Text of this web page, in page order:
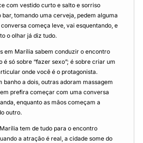
com vestido curto e salto e sorriso
bar, tomando uma cerveja, pedem alguma
começa leve, vai esquentando, e
o olhar já diz tudo.
em Marília sabem conduzir o encontro
é só sobre “fazer sexo”; é sobre criar um
onde você é o protagonista.
banho a dois, outras adoram massagem
prefira começar com uma conversa
enquanto as mãos começam a
outro.
tem de tudo para o encontro
a atração é real, a cidade some do